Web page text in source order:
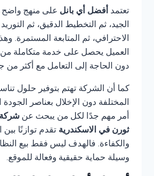
تعتمد أفضل أي بانل على منهج واضح
الجيد، ثم التخطيط الدقيق، ثم
الاحترافي، ثم المتابعة المستمرة.
العميل يحصل على خدمة متكاملة من
دون الحاجة إلى التعامل مع أكثر من
كما أن الشركة تهتم بتوفير حلول
المختلفة دون الإخلال بعناصر الجودة
أمر مهم جدًا لكل من يبحث عن شركة
ثورن في الاسكندرية تقدم توازنًا بين
والكفاءة. فالهدف ليس فقط بيع
وسيلة حماية حقيقية وفعالة للموقع.